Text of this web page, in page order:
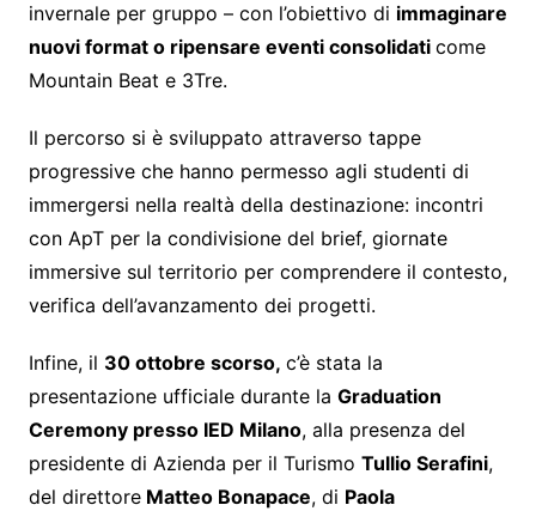
invernale per gruppo – con l’obiettivo di immaginare
nuovi format o ripensare eventi consolidati come
Mountain Beat e 3Tre.
Il percorso si è sviluppato attraverso tappe
progressive che hanno permesso agli studenti di
immergersi nella realtà della destinazione: incontri
con ApT per la condivisione del brief, giornate
immersive sul territorio per comprendere il contesto,
verifica dell’avanzamento dei progetti.
Infine, il 30 ottobre scorso, c’è stata la
presentazione ufficiale durante la Graduation
Ceremony presso IED Milano, alla presenza del
presidente di Azienda per il Turismo Tullio Serafini,
del direttoreMatteo Bonapace, di Paola